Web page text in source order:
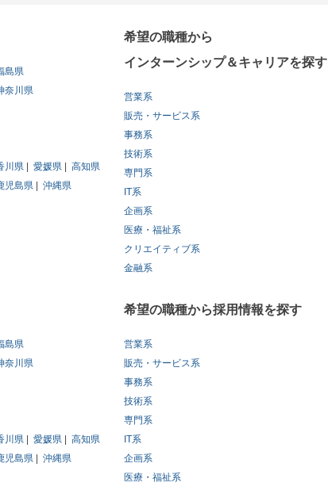
島県
奈川県
川県 愛媛県
高知県
児島県
沖縄県
希望の職種から
インターンシップ＆キャリアを探す
営業系
販売・サービス系
事務系
技術系
専門系
IT系
企画系
医療・福祉系
クリエイティブ系
金融系
島県
奈川県
川県 愛媛県
高知県
児島県
沖縄県
希望の職種から採用情報を探す
営業系
販売・サービス系
事務系
技術系
専門系
IT系
企画系
医療・福祉系